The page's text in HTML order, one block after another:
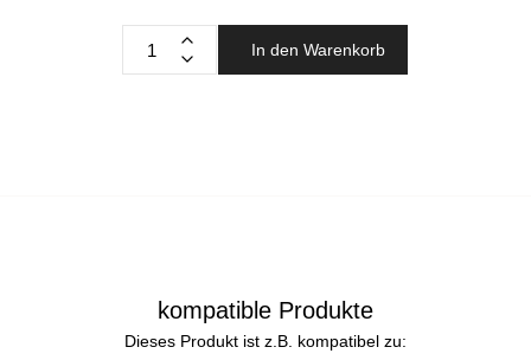
In den Warenkorb
kompatible Produkte
Dieses Produkt ist z.B. kompatibel zu: